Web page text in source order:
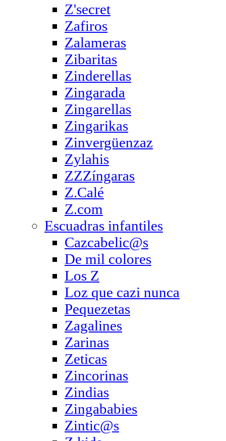
Z'secret
Zafiros
Zalameras
Zibaritas
Zinderellas
Zingarada
Zingarellas
Zingarikas
Zinvergüenzaz
Zylahis
ZZZíngaras
Z.Calé
Z.com
Escuadras infantiles
Cazcabelic@s
De mil colores
Los Z
Loz que cazi nunca
Pequezetas
Zagalines
Zarinas
Zeticas
Zincorinas
Zindias
Zingababies
Zintic@s